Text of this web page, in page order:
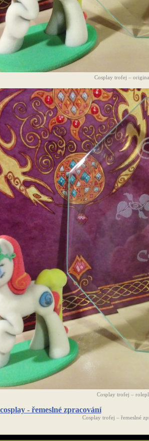
Cosplay trofej –
Cosplay trofej –
Cosplay trofej – řemeslné